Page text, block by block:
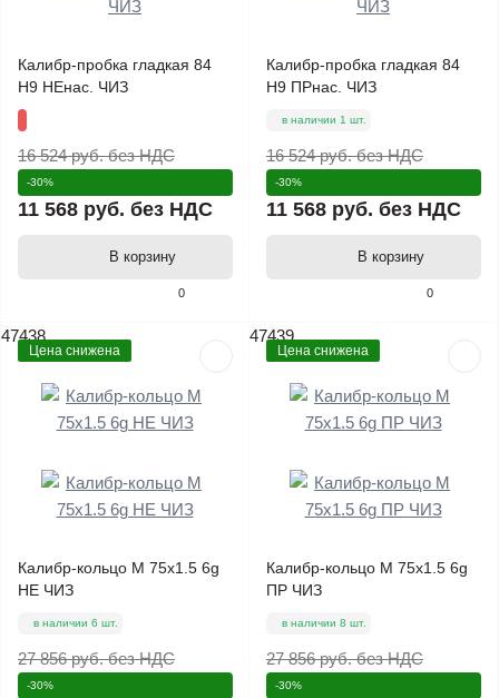
0
Калибр-пробка гладкая 84
Н9 НЕнас. ЧИЗ
16 524 руб.без НДС
-30%
11 568 руб. без НДС
В корзину
0
Калибр-пробка гладкая 84
Н9 ПРнас. ЧИЗ
в наличии 1 шт.
16 524 руб.без НДС
-30%
11 568 руб. без НДС
В корзину
47438
Цена снижена
Калибр-кольцо М 75х1.5 6g
НЕ ЧИЗ
в наличии 6 шт.
27 856 руб.без НДС
-30%
47439
Цена снижена
Калибр-кольцо М 75х1.5 6g
ПР ЧИЗ
в наличии 8 шт.
27 856 руб.без НДС
-30%